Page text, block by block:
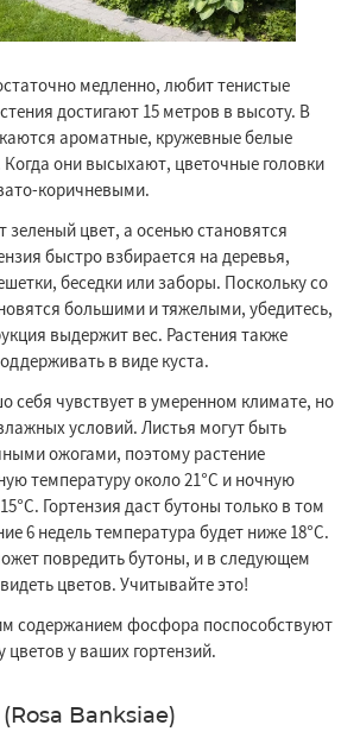
медленно, любит тенистые
достигают 15 метров в высоту. В
ароматные, кружевные белые
Когда они высыхают, цветочные головки
коричневыми.
зеленый цвет, а осенью становятся
быстро взбирается на деревья,
беседки или заборы. Поскольку со
большими и тяжелыми, убедитесь,
выдержит вес. Растения также
в виде куста.
себя чувствует в умеренном климате, но
условий. Листья могут быть
ожогами, поэтому растение
температуру около 21°C и ночную
Гортензия даст бутоны только в том
6 недель температура будет ниже 18°C.
повредить бутоны, и в следующем
цветов. Учитывайте это!
содержанием фосфора поспособствуют
цветов у ваших гортензий.
Banksiae)